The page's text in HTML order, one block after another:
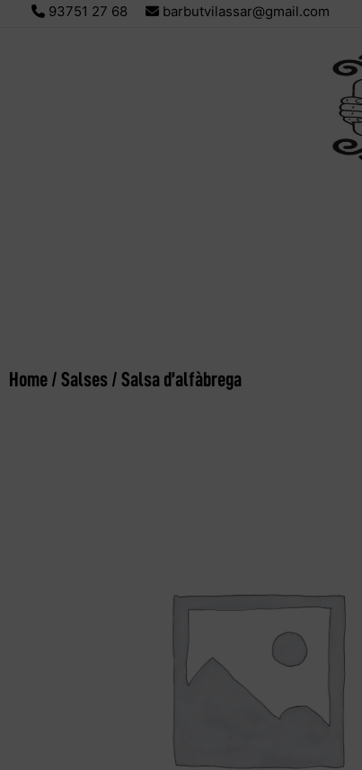
93751 27 68 barbutvilassar@gmail.com
Home / Salses / Salsa d’alfàbrega